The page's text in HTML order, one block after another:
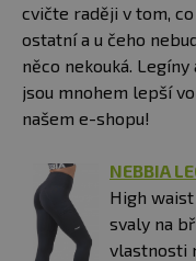
cvičte raději v tom,
ostatní a u čeho
něco nekouká.
jsou mnohem lepší
našem e-shopu!
NEBBIA
High
svaly na
vlastnosti